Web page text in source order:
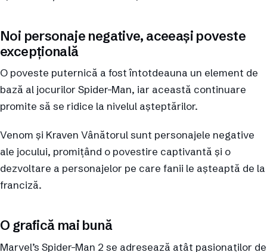
Noi personaje negative, aceeași poveste
excepțională
O poveste puternică a fost întotdeauna un element de
bază al jocurilor Spider-Man, iar această continuare
promite să se ridice la nivelul așteptărilor.
Venom și Kraven Vânătorul sunt personajele negative
ale jocului, promițând o povestire captivantă și o
dezvoltare a personajelor pe care fanii le așteaptă de la
franciză.
O grafică mai bună
Marvel’s Spider-Man 2 se adresează atât pasionaților de